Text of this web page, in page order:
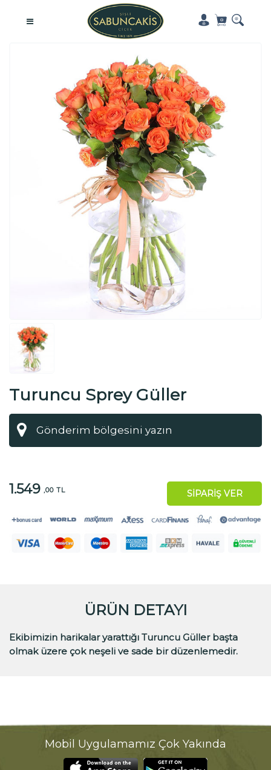
Turuncu Sprey Güller
1.549 ,00 TL SİPARİŞ VER
ÜRÜN DETAYI
Ekibimizin harikalar yarattığı Turuncu Güller başta
olmak üzere çok neşeli ve sade bir düzenlemedir.
Mobil Uygulamamız Çok Yakında